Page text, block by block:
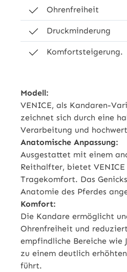
Ohrenfreiheit
Druckminderung
Komfortsteigerung.
Modell:
VENICE, als Kandaren-
zeichnet sich durch eine
Verarbeitung und
Anatomische Anpassung:
Ausgestattet mit einem
Reithalfter, bietet
Tragekomfort. Das
Anatomie des Pferdes
Komfort:
Die Kandare ermöglicht
Ohrenfreiheit und
empfindliche Bereiche wie
zu einem deutlich
führt.